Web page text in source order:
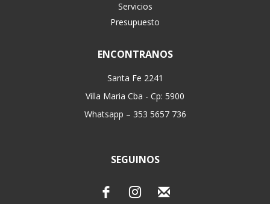
Servicios
Presupuesto
ENCONTRANOS
Santa Fe 2241
Villa Maria Cba - Cp: 5900
Whatsapp – 353 5657 736
SEGUINOS